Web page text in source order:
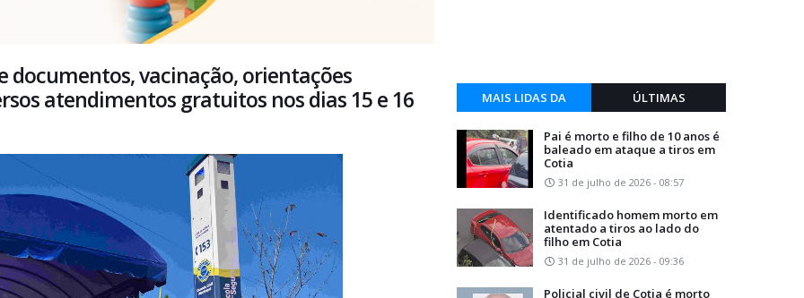
documentos, vacinação, orientações
atendimentos gratuitos nos dias 15 e 16
MAIS LIDAS DA
SEMANA
ÚLTIMAS
Pai é morto e filho de 10 anos é
baleado em ataque a tiros em
Cotia
31 de julho de 2026 - 08:57
Identificado homem morto em
atentado a tiros ao lado do
filho em Cotia
31 de julho de 2026 - 09:36
Policial civil de Cotia é morto